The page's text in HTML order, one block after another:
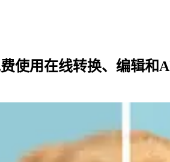
使用在线转换、编辑和